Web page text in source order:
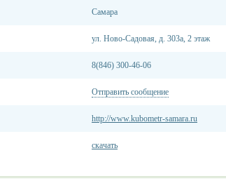
Самара
ул. Ново-Садовая, д. 303а, 2 этаж
8(846) 300-46-06
Отправить сообщение
http://www.kubometr-samara.ru
скачать